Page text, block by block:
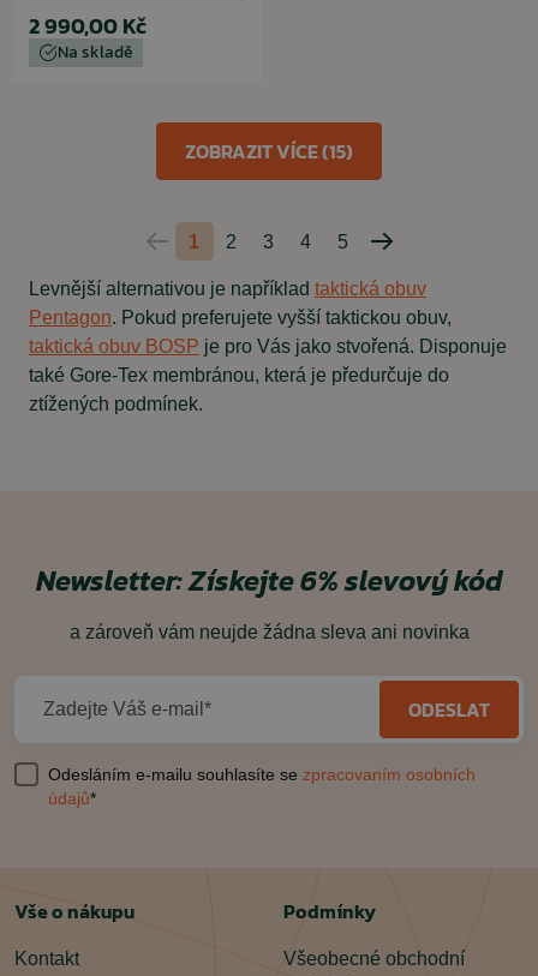
2 990,00 Kč
Na skladě
Predchádzajúca
strana
1 2 3 4 5
Nasledujúca
strana
ZOBRAZIT VÍCE (15)
Levnější alternativou je například taktická obuv
Pentagon. Pokud preferujete vyšší taktickou obuv,
taktická obuv BOSP je pro Vás jako stvořená. Disponuje
také Gore-Tex membránou, která je předurčuje do
ztížených podmínek.
Newsletter:Získejte 6% slevový kód
a zároveň vám neujde žádna sleva ani novinka
Zadejte Váš e-mail* ODESLAT
Odesláním e-mailu souhlasíte se zpracovaním osobních
údajů*
Vše o nákupu
Kontakt
Podmínky
Všeobecné obchodní